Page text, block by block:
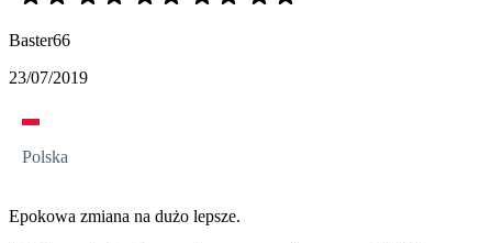
Baster66
23/07/2019
Polska
Epokowa zmiana na dużo lepsze.